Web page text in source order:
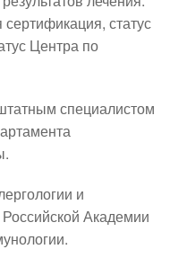
статус
Центра по
специалистом
и
Академии